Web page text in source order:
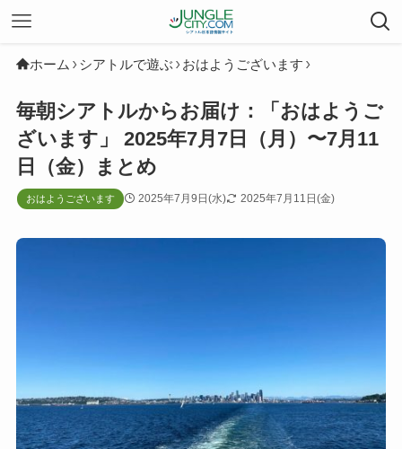
ホーム シアトルで遊ぶ おはようございます
毎朝シアトルからお届け：「おはようご
ざいます」 2025年7月7日（月）〜7月11
日（金）まとめ
おはようございます 2025年7月9日(水) 2025年7月11日(金)